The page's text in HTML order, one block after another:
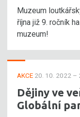
Muzeum
října již 9. ročník
muzeum!
AKCE 20. 10. 2022 –
Dějiny ve
Globální